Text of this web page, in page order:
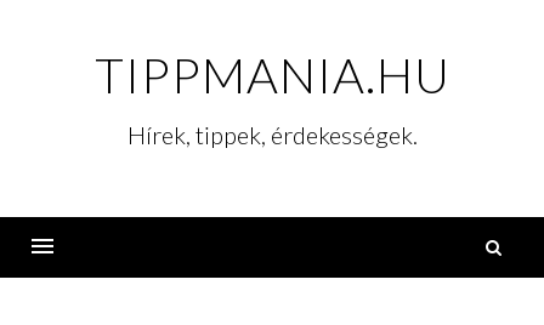
TIPPMANIA.HU
Hírek, tippek, érdekességek.